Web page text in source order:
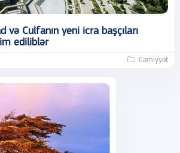
və Culfanın yeni icra başçıları
ediliblər
Cəmiyyət